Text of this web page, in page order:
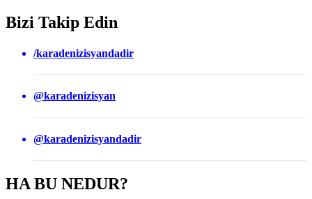
Bizi Takip Edin
/karadenizisyandadir
@karadenizisyan
@karadenizisyandadir
HA BU NEDUR?